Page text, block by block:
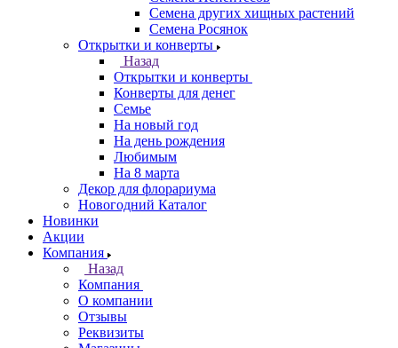
Семена других хищных растений
Семена Росянок
Открытки и конверты
Назад
Открытки и конверты
Конверты для денег
Семье
На новый год
На день рождения
Любимым
На 8 марта
Декор для флорариума
Новогодний Каталог
Новинки
Акции
Компания
Назад
Компания
О компании
Отзывы
Реквизиты